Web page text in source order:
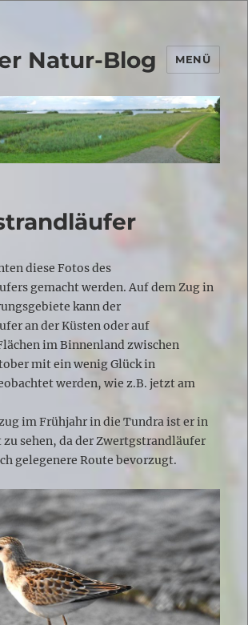
Natur-Blog MENÜ
diese Fotos des
gemacht werden. Auf dem Zug in
kann der
an der Küsten oder auf
im Binnenland zwischen
mit ein wenig Glück in
werden, wie z.B. jetzt am
im Frühjahr in die Tundra ist er in
zu sehen, da der Zwertgstrandläufer
gelegenere Route bevorzugt.